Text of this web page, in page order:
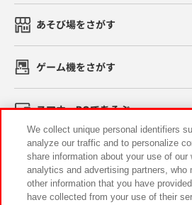
あそび場をさがす
ゲーム機をさがす
スマホ・PCであそぶ
イベント・キャンペーン
We collect unique personal identifiers
analyze our traffic and to personalize
share information about your use of our
analytics and advertising partners, who
other information that you have
have collected from your use of their